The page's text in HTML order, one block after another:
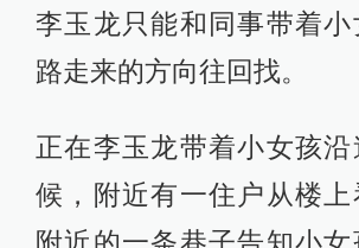
李玉龙只能和同事带着
路走来的方向往回找。
正在李玉龙带着小女孩
候，附近有一住户从楼
附近的一条巷子告知小女